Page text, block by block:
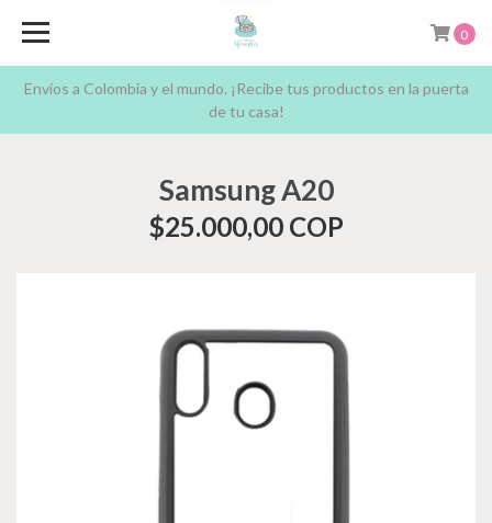
Envíos a Colombia y el mundo. ¡Recibe tus productos en la puerta
de tu casa!
0
Samsung A20
$25.000,00 COP